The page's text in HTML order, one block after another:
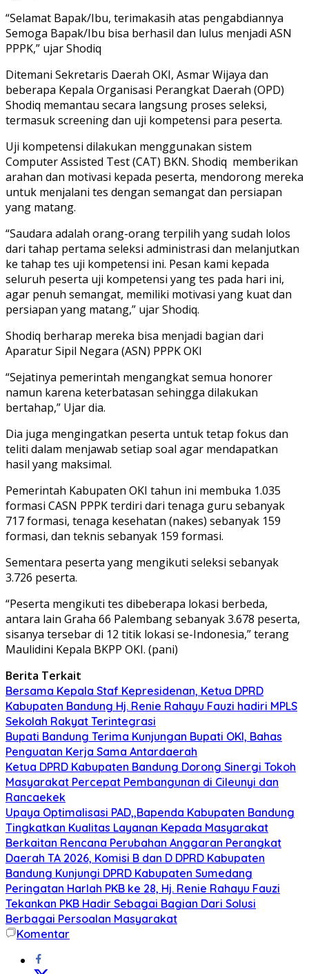
“Selamat Bapak/Ibu, terimakasih atas pengabdiannya
Semoga Bapak/Ibu bisa berhasil dan lulus menjadi ASN
PPPK,” ujar Shodiq
Ditemani Sekretaris Daerah OKI, Asmar Wijaya dan
beberapa Kepala Organisasi Perangkat Daerah (OPD)
Shodiq memantau secara langsung proses seleksi,
termasuk screening dan uji kompetensi para peserta.
Uji kompetensi dilakukan menggunakan sistem
Computer Assisted Test (CAT) BKN. Shodiq memberikan
arahan dan motivasi kepada peserta, mendorong mereka
untuk menjalani tes dengan semangat dan persiapan
yang matang.
“Saudara adalah orang-orang terpilih yang sudah lolos
dari tahap pertama seleksi administrasi dan melanjutkan
ke tahap tes uji kompetensi ini. Pesan kami kepada
seluruh peserta uji kompetensi yang tes pada hari ini,
agar penuh semangat, memiliki motivasi yang kuat dan
persiapan yang matang,” ujar Shodiq.
Shodiq berharap mereka bisa menjadi bagian dari
Aparatur Sipil Negara (ASN) PPPK OKI
“Sejatinya pemerintah mengangkat semua honorer
namun karena keterbatasan sehingga dilakukan
bertahap,” Ujar dia.
Dia juga mengingatkan peserta untuk tetap fokus dan
teliti dalam menjawab setiap soal agar mendapatkan
hasil yang maksimal.
Pemerintah Kabupaten OKI tahun ini membuka 1.035
formasi CASN PPPK terdiri dari tenaga guru sebanyak
717 formasi, tenaga kesehatan (nakes) sebanyak 159
formasi, dan teknis sebanyak 159 formasi.
Sementara peserta yang mengikuti seleksi sebanyak
3.726 peserta.
“Peserta mengikuti tes dibeberapa lokasi berbeda,
antara lain Graha 66 Palembang sebanyak 3.678 peserta,
sisanya tersebar di 12 titik lokasi se-Indonesia,” terang
Maulidini Kepala BKPP OKI. (pani)
Berita Terkait
Bersama Kepala Staf Kepresidenan, Ketua DPRD
Kabupaten Bandung Hj. Renie Rahayu Fauzi hadiri MPLS
Sekolah Rakyat Terintegrasi
Bupati Bandung Terima Kunjungan Bupati OKI, Bahas
Penguatan Kerja Sama Antardaerah
Ketua DPRD Kabupaten Bandung Dorong Sinergi Tokoh
Masyarakat Percepat Pembangunan di Cileunyi dan
Rancaekek
Upaya Optimalisasi PAD,,Bapenda Kabupaten Bandung
Tingkatkan Kualitas Layanan Kepada Masyarakat
Berkaitan Rencana Perubahan Anggaran Perangkat
Daerah TA 2026, Komisi B dan D DPRD Kabupaten
Bandung Kunjungi DPRD Kabupaten Sumedang
Peringatan Harlah PKB ke 28, Hj. Renie Rahayu Fauzi
Tekankan PKB Hadir Sebagai Bagian Dari Solusi
Berbagai Persoalan Masyarakat
Komentar